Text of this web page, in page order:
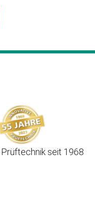
seit 1968